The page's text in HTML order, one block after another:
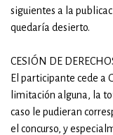
siguientes a la
quedaría desierto.
CESIÓN DE
El participante cede a
limitación alguna, la
caso le pudieran
el concurso, y